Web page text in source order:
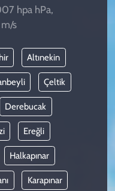
hpa hPa,
s
Altınekin
Çeltik
Derebucak
Ereğli
Halkapınar
Karapınar